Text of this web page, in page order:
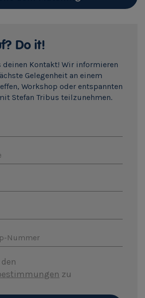
Do it!
deinen Kontakt! Wir informieren
Gelegenheit an einem
Workshop oder entspannten
Stefan Tribus teilzunehmen.
Nummer
zu